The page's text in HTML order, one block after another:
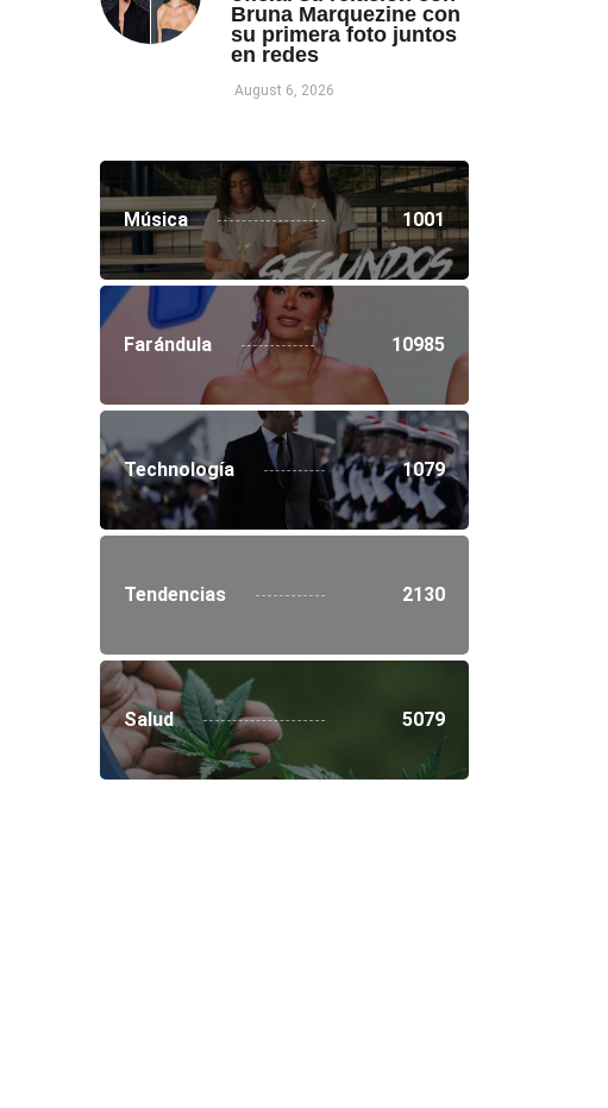
Bruna Marquezine con
su primera foto juntos
en redes
August 6, 2026
Música 1001
Farándula 10985
Technología 1079
Tendencias 2130
Salud 5079